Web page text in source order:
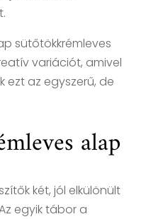
sütőtökkrémleves
variációt, amivel
az egyszerű, de
alap
két, jól elkülönült
egyik tábor a